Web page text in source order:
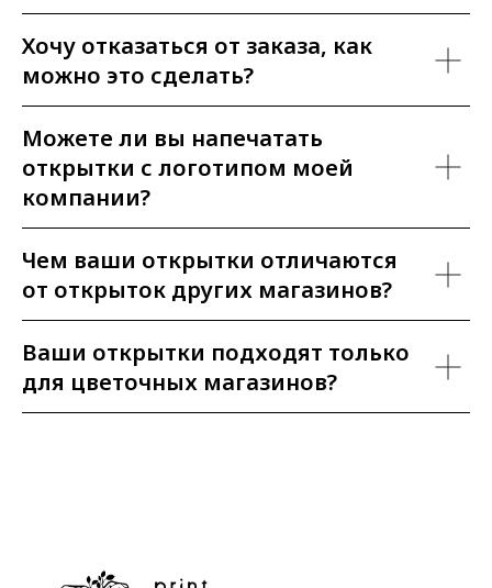
Хочу отказаться от заказа, как
можно это сделать?
Можете ли вы напечатать
открытки с логотипом моей
компании?
Чем ваши открытки отличаются
от открыток других магазинов?
Ваши открытки подходят только
для цветочных магазинов?